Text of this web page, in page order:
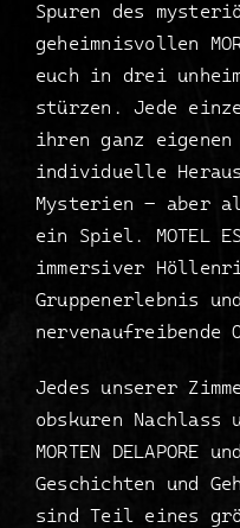
Spuren des
geheimnisvollen
euch in drei
stürzen. Jede
ihren ganz eigenen
individuelle
Mysterien – aber
ein Spiel. MOTEL
immersiver
Gruppenerlebnis
nervenaufreibende
Jedes unserer
obskuren Nachlass
MORTEN DELAPORE
Geschichten und
sind Teil eines